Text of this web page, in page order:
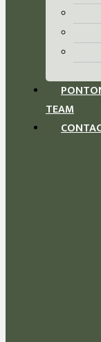
TEAM